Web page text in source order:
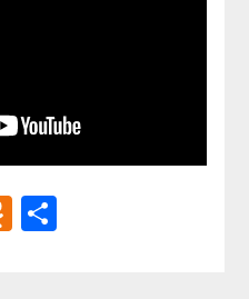
Odnoklassniki
Отправить